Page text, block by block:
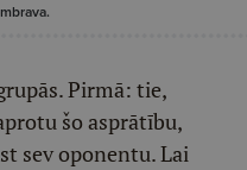
Pirmā: tie,
šo asprātību,
sev oponentu. Lai